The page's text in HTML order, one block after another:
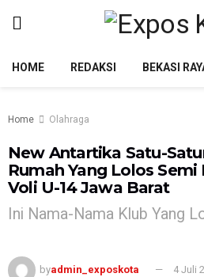
HOME REDAKSI BEKASI
Home Olahraga
New Antartika Satu-
Rumah Yang Lolos
Voli U-14 Jawa Barat
Ini Nama-Nama Klub Yang
byadmin_exposkota 4 Juli